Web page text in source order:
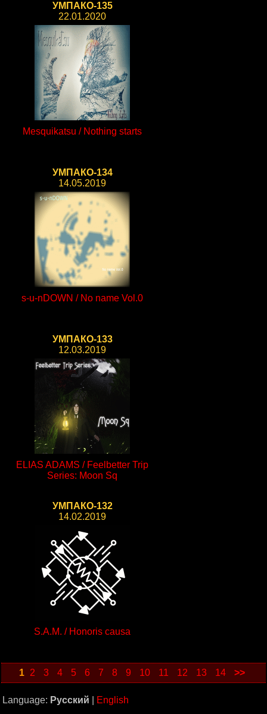
УМПАКО-135
22.01.2020
Mesquikatsu / Nothing starts
УМПАКО-134
14.05.2019
s-u-nDOWN / No name Vol.0
УМПАКО-133
12.03.2019
ELIAS ADAMS / Feelbetter Trip
Series: Moon Sq
УМПАКО-132
14.02.2019
S.A.M. / Honoris causa
1 2 3 4 5 6 7 8 9 10 11 12 13 14 >>
Language: Русский English